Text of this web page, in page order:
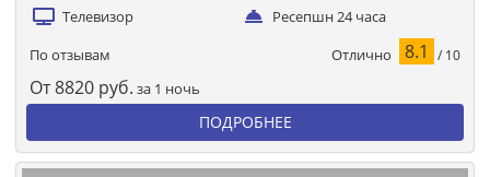
Телевизор
Ресепшн 24 часа
По отзывам Отлично 8.1 / 10
От8820 руб. за 1 ночь
ПОДРОБНЕЕ